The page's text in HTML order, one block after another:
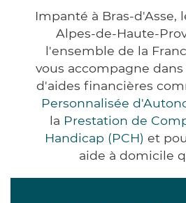
Impanté à Bras-d'Asse,
Alpes-de-Haute-
l'ensemble de la
vous accompagne
d'aides financières
Personnalisée
la Prestation de
Handicap (PCH) et
aide à domicile